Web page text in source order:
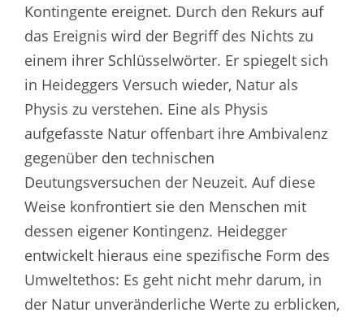
Kontingente ereignet. Durch den Rekurs auf
das Ereignis wird der Begriff des Nichts zu
einem ihrer Schlüsselwörter. Er spiegelt sich
in Heideggers Versuch wieder, Natur als
Physis zu verstehen. Eine als Physis
aufgefasste Natur offenbart ihre Ambivalenz
gegenüber den technischen
Deutungsversuchen der Neuzeit. Auf diese
Weise konfrontiert sie den Menschen mit
dessen eigener Kontingenz. Heidegger
entwickelt hieraus eine spezifische Form des
Umweltethos: Es geht nicht mehr darum, in
der Natur unveränderliche Werte zu erblicken,